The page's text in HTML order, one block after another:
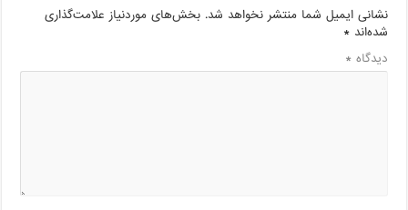
نشانی ایمیل شما منتشر نخواهد شد. بخش‌های موردنیاز علامت‌گذاری
شده‌اند*
دیدگاه*